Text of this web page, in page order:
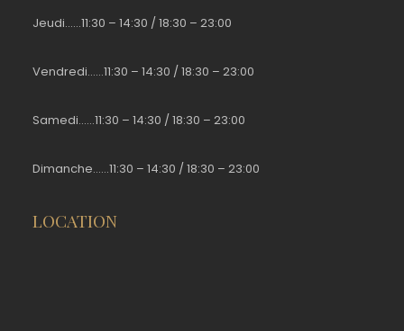
Jeudi……11:30 – 14:30 / 18:30 – 23:00
Vendredi……11:30 – 14:30 / 18:30 – 23:00
Samedi……11:30 – 14:30 / 18:30 – 23:00
Dimanche……11:30 – 14:30 / 18:30 – 23:00
LOCATION